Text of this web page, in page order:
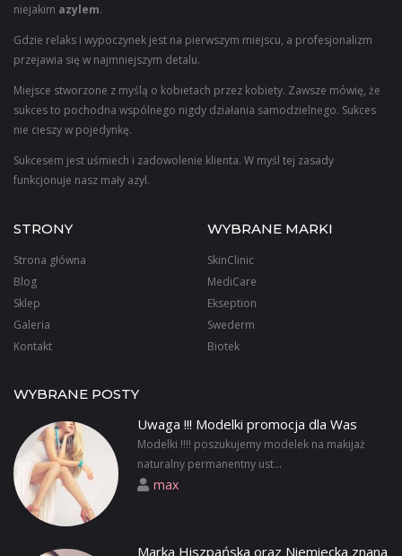
niejakim azylem.
Gdzie relaks i wypoczynek jest na pierwszym miejscu, a profesjonalizm
przejawia się w najmniejszym detalu.
Miejsce stworzone z myślą o kobietach przez kobiety. Zawsze mówię, że
sukces to pochodna wspólnego nigdy działania samodzielnego. Sukces
nie cieszy w pojedynkę.
Sukcesem jest uśmiech i zadowolenie klienta. W myśl tej zasady
funkcjonuje nasz mały azyl.
STRONY
Strona główna
Blog
Sklep
Galeria
Kontakt
WYBRANE POSTY
Uwaga !!! Modelki promocja dla Was
Modelki !!!! poszukujemy modelek na makijaż
naturalny permanentny ust...
max
Marka Hiszpańska oraz Niemiecka znana
WYBRANE MARKI
SkinClinic
MediCare
Ekseption
Swederm
Biotek